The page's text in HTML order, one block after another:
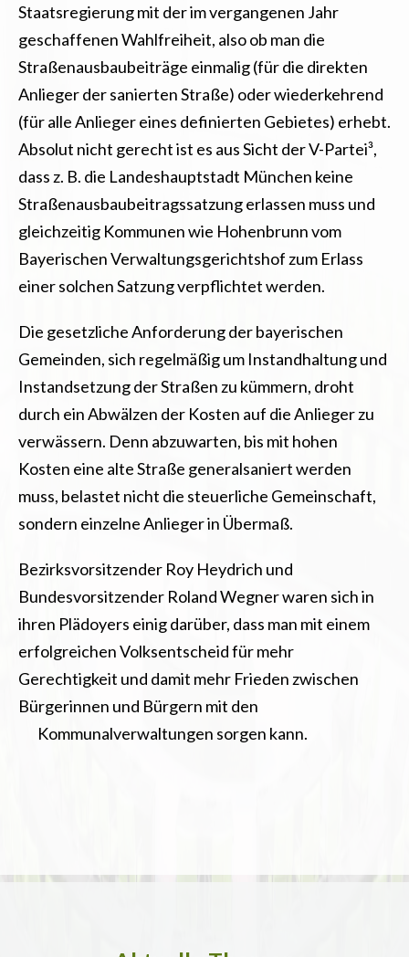
Staatsregierung mit der im vergangenen Jahr
geschaffenen Wahlfreiheit, also ob man die
Straßenausbaubeiträge einmalig (für die direkten
Anlieger der sanierten Straße) oder wiederkehrend
(für alle Anlieger eines definierten Gebietes) erhebt.
Absolut nicht gerecht ist es aus Sicht der V-Partei³,
dass z. B. die Landeshauptstadt München keine
Straßenausbaubeitragssatzung erlassen muss und
gleichzeitig Kommunen wie Hohenbrunn vom
Bayerischen Verwaltungsgerichtshof zum Erlass
einer solchen Satzung verpflichtet werden.
Die gesetzliche Anforderung der bayerischen
Gemeinden, sich regelmäßig um Instandhaltung und
Instandsetzung der Straßen zu kümmern, droht
durch ein Abwälzen der Kosten auf die Anlieger zu
verwässern. Denn abzuwarten, bis mit hohen
Kosten eine alte Straße generalsaniert werden
muss, belastet nicht die steuerliche Gemeinschaft,
sondern einzelne Anlieger in Übermaß.
Bezirksvorsitzender Roy Heydrich und
Bundesvorsitzender Roland Wegner waren sich in
ihren Plädoyers einig darüber, dass man mit einem
erfolgreichen Volksentscheid für mehr
Gerechtigkeit und damit mehr Frieden zwischen
Bürgerinnen und Bürgern mit den
Kommunalverwaltungen sorgen kann.